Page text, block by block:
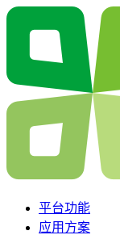
平台功能
应用方案